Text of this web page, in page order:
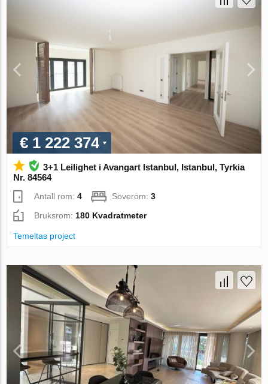
€ 1 222 374
3+1 Leilighet i Avangart Istanbul, Istanbul, Tyrkia
Nr. 84564
Antall rom:4 Soverom:3
Bruksrom:180 Kvadratmeter
Temeltas project